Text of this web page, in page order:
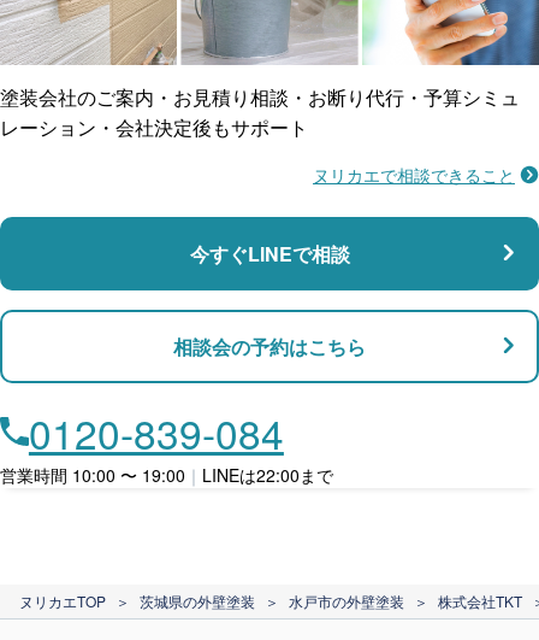
ご近所トラブルに
賠償保険
支払い対応
ローン利用
カード支払い
防水工事
マンション・アパート対応
店舗・事務所対応
塗装会社のご案内・お見積り相談・お断り代行・予算シミュ
レーション・会社決定後もサポート
ヌリカエで相談できること
今すぐLINEで相談
相談会の予約はこちら
0120-839-084
営業時間 10:00 〜 19:00 ｜ LINEは22:00まで
ヌリカエTOP ＞ 茨城県の外壁塗装 ＞ 水戸市の外壁塗装 ＞ 株式会社TKT